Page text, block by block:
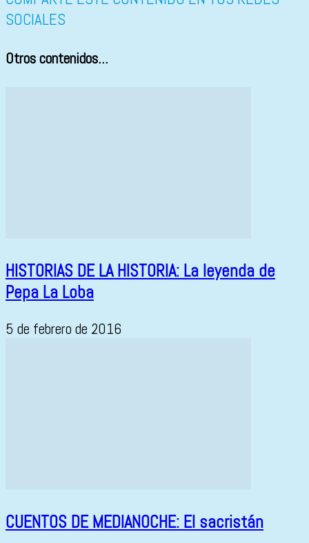
SOCIALES
Otros contenidos...
HISTORIAS DE LA HISTORIA: La leyenda de
Pepa La Loba
5 de febrero de 2016
CUENTOS DE MEDIANOCHE: El sacristán